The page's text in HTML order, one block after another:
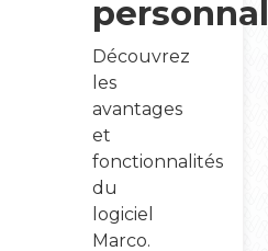
Découvrez
les
avantages
et
fonctionnalités
du
logiciel
Marco.